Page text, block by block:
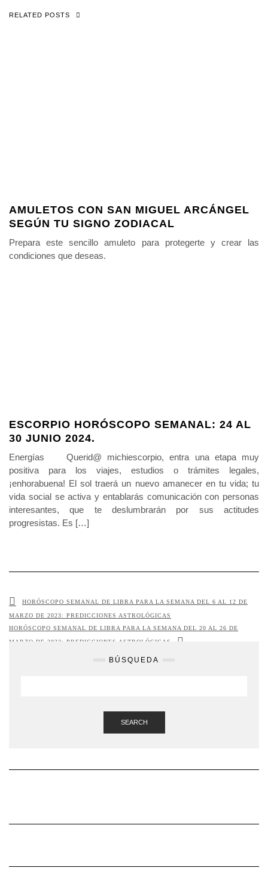
RELATED POSTS
AMULETOS CON SAN MIGUEL ARCÁNGEL
SEGÚN TU SIGNO ZODIACAL
Prepara este sencillo amuleto para protegerte y crear las
condiciones que deseas.
ESCORPIO HORÓSCOPO SEMANAL: 24 AL
30 JUNIO 2024.
Energías Querid@ michiescorpio, entra una etapa muy
positiva para los viajes, estudios o trámites legales,
¡enhorabuena! El sol traerá un nuevo amanecer en tu vida; tu
vida social se activa y entablarás comunicación con personas
interesantes, que te deslumbrarán por sus actitudes
progresistas. Es […]
HORÓSCOPO SEMANAL DE LIBRA PARA LA SEMANA DEL 6 AL 12 DE
MARZO DE 2023: PREDICCIONES ASTROLÓGICAS
HORÓSCOPO SEMANAL DE LIBRA PARA LA SEMANA DEL 20 AL 26 DE
MARZO DE 2023: PREDICCIONES ASTROLÓGICAS
BÚSQUEDA
SEARCH